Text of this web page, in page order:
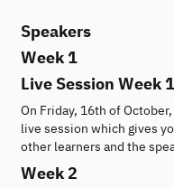
Speakers
Week 1
Live Session Week
On Friday, 16th of
live session which gives
other learners and the
Week 2